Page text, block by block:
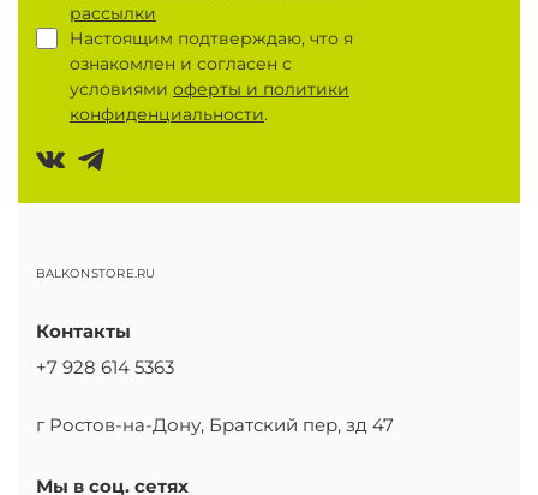
рассылки
Настоящим подтверждаю, что я
ознакомлен и согласен с
условиями оферты и политики
конфиденциальности.
BALKONSTORE.RU
Контакты
+7 928 614 5363
г Ростов-на-Дону, Братский пер, зд 47
Мы в соц. сетях